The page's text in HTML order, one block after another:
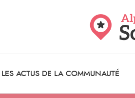
LES ACTUS DE LA COMMUNAUTÉ